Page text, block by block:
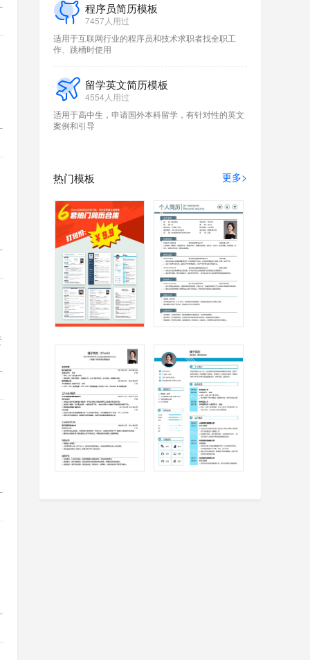
程序员简历模板
7457人用过
适用于互联网行业的程序员和技术求职者找全职工
作、跳槽时使用
留学英文简历模板
4554人用过
适用于高中生，申请国外本科留学，有针对性的英文
案例和引导
热门模板 更多>